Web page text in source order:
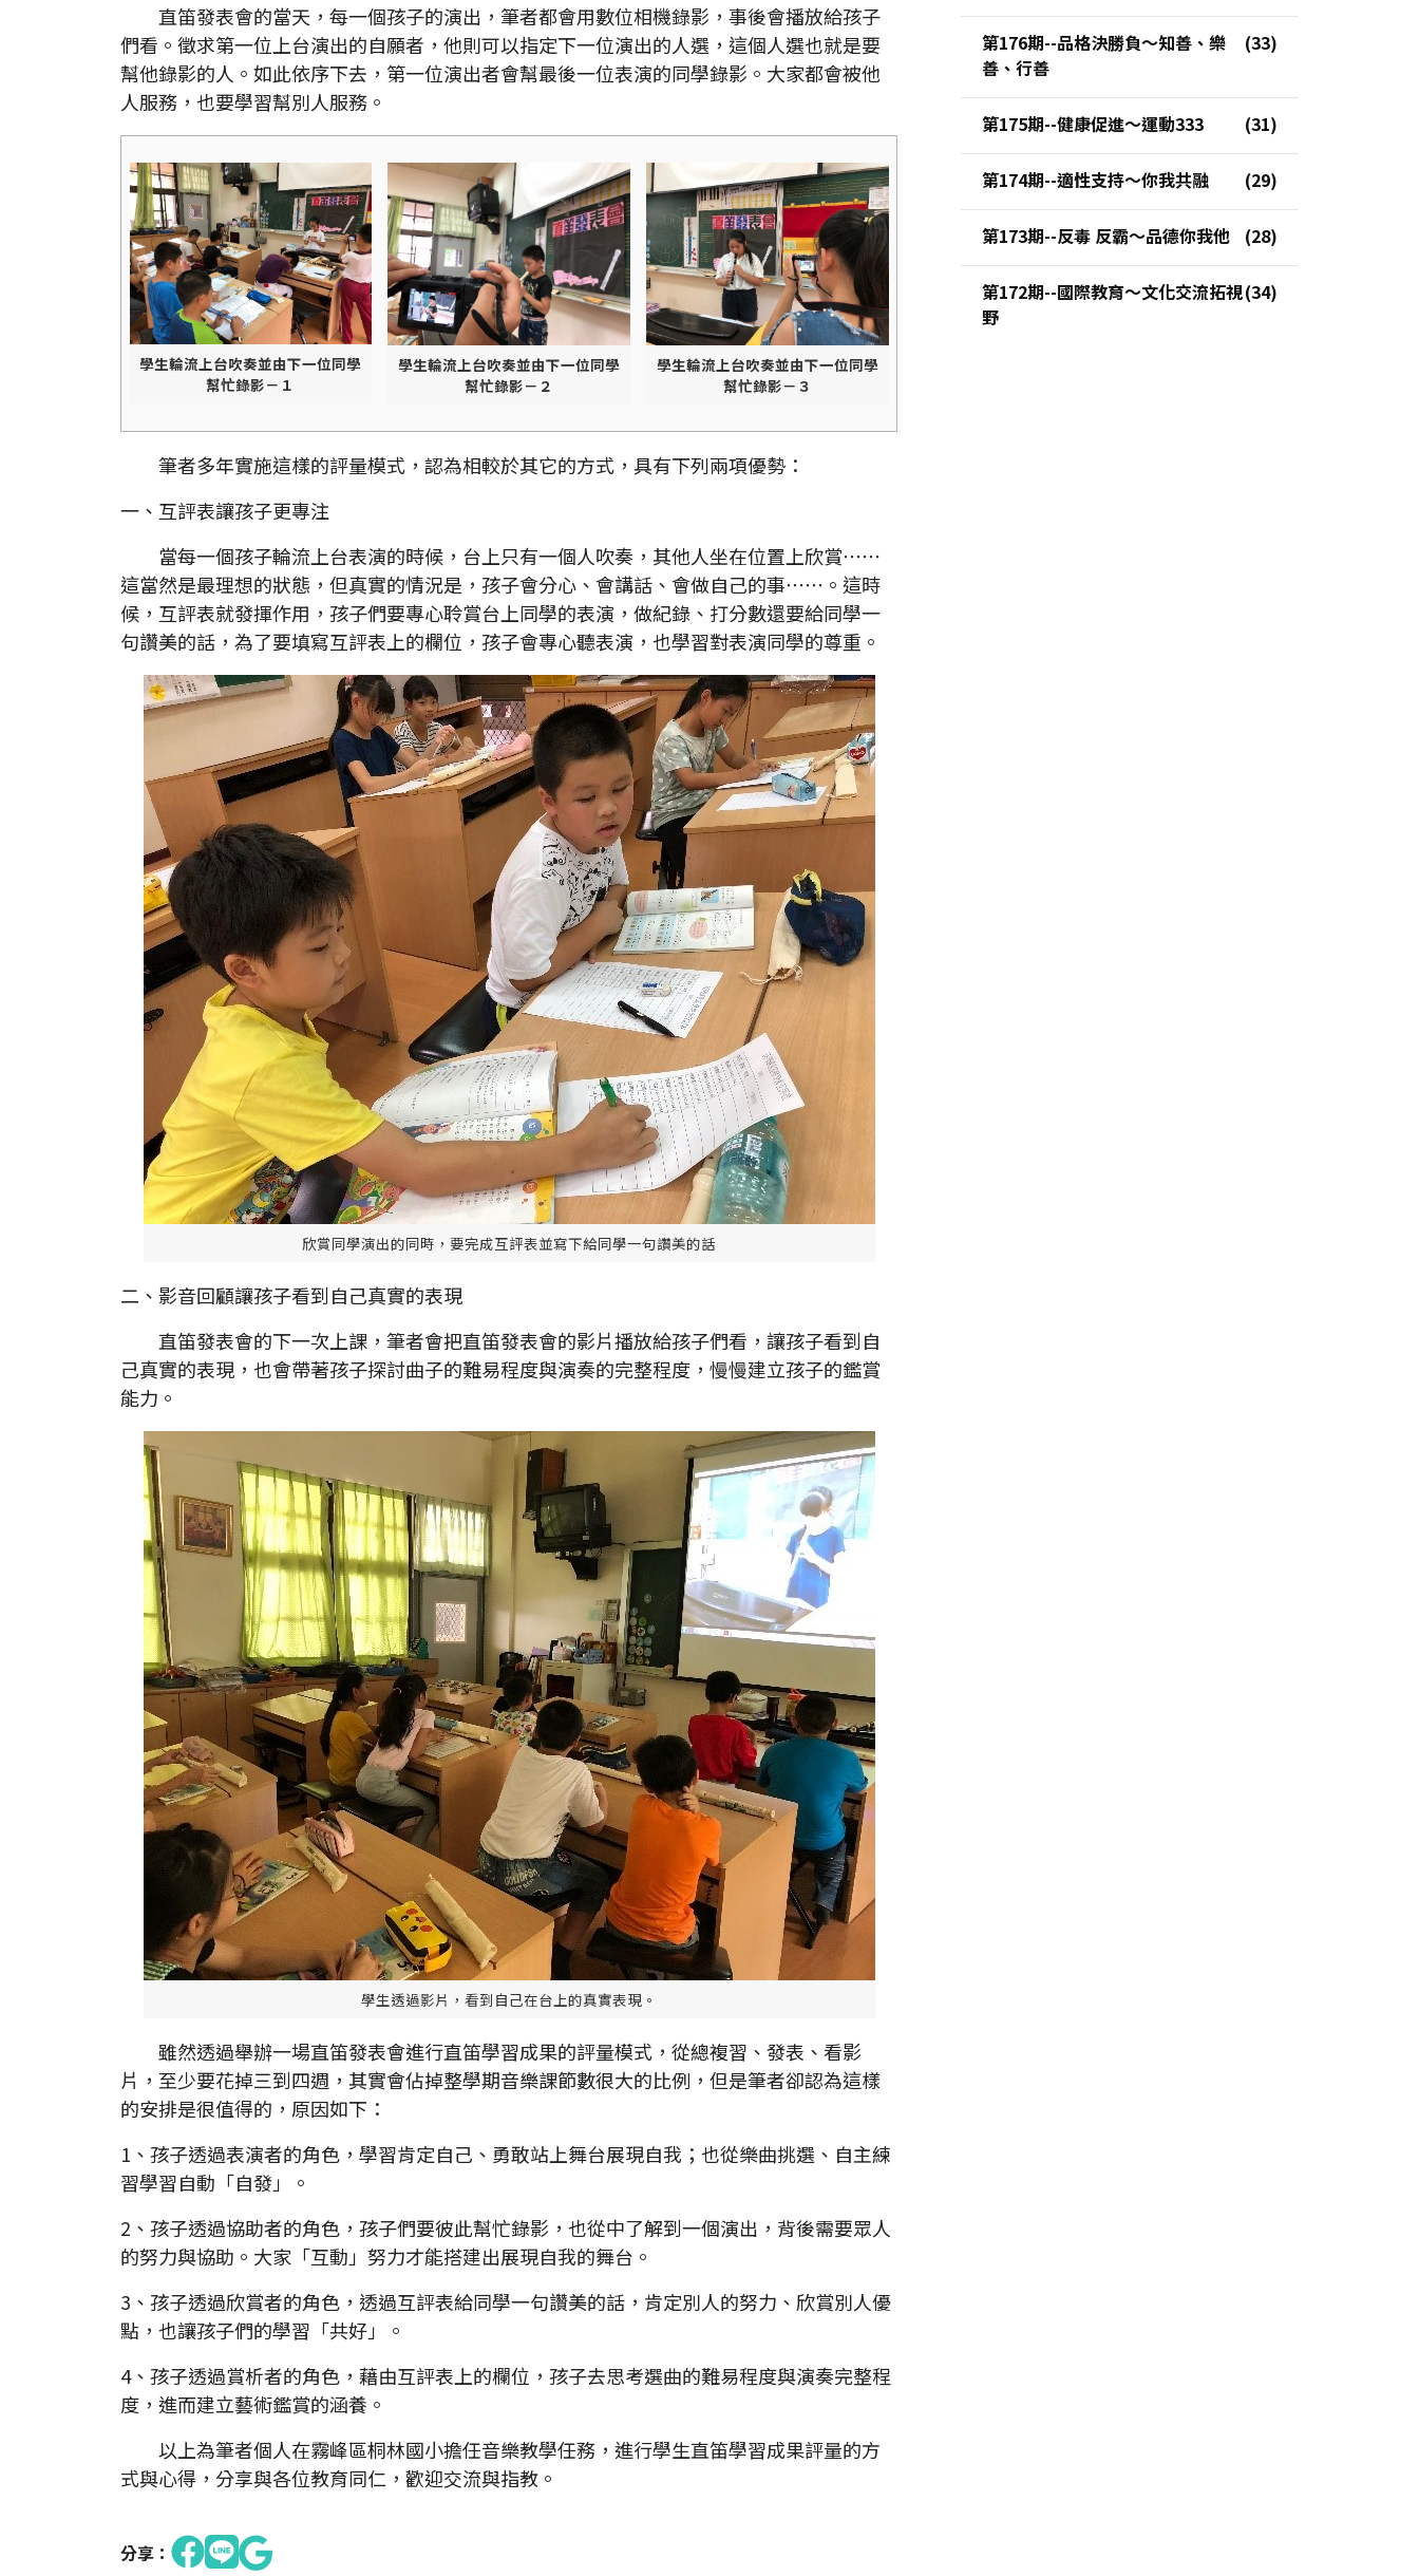
直笛發表會的當天，每一個孩子的演出，筆者都會用數位相機錄影，事後會播放給孩子
們看。徵求第一位上台演出的自願者，他則可以指定下一位演出的人選，這個人選也就是要
幫他錄影的人。如此依序下去，第一位演出者會幫最後一位表演的同學錄影。大家都會被他
人服務，也要學習幫別人服務。
學生輪流上台吹奏並由下一位同學
幫忙錄影－１
學生輪流上台吹奏並由下一位同學
幫忙錄影－２
學生輪流上台吹奏並由下一位同學
幫忙錄影－３
筆者多年實施這樣的評量模式，認為相較於其它的方式，具有下列兩項優勢：
一、互評表讓孩子更專注
當每一個孩子輪流上台表演的時候，台上只有一個人吹奏，其他人坐在位置上欣賞⋯⋯
這當然是最理想的狀態，但真實的情況是，孩子會分心、會講話、會做自己的事⋯⋯。這時
候，互評表就發揮作用，孩子們要專心聆賞台上同學的表演，做紀錄、打分數還要給同學一
句讚美的話，為了要填寫互評表上的欄位，孩子會專心聽表演，也學習對表演同學的尊重。
欣賞同學演出的同時，要完成互評表並寫下給同學一句讚美的話
二、影音回顧讓孩子看到自己真實的表現
直笛發表會的下一次上課，筆者會把直笛發表會的影片播放給孩子們看，讓孩子看到自
己真實的表現，也會帶著孩子探討曲子的難易程度與演奏的完整程度，慢慢建立孩子的鑑賞
能力。
學生透過影片，看到自己在台上的真實表現。
雖然透過舉辦一場直笛發表會進行直笛學習成果的評量模式，從總複習、發表、看影
片，至少要花掉三到四週，其實會佔掉整學期音樂課節數很大的比例，但是筆者卻認為這樣
的安排是很值得的，原因如下：
1、孩子透過表演者的角色，學習肯定自己、勇敢站上舞台展現自我；也從樂曲挑選、自主練
習學習自動「自發」。
2、孩子透過協助者的角色，孩子們要彼此幫忙錄影，也從中了解到一個演出，背後需要眾人
的努力與協助。大家「互動」努力才能搭建出展現自我的舞台。
3、孩子透過欣賞者的角色，透過互評表給同學一句讚美的話，肯定別人的努力、欣賞別人優
點，也讓孩子們的學習「共好」。
4、孩子透過賞析者的角色，藉由互評表上的欄位，孩子去思考選曲的難易程度與演奏完整程
度，進而建立藝術鑑賞的涵養。
以上為筆者個人在霧峰區桐林國小擔任音樂教學任務，進行學生直笛學習成果評量的方
式與心得，分享與各位教育同仁，歡迎交流與指教。
分享：
第176期--品格決勝負～知善、樂
善、行善
第175期--健康促進～運動333
第174期--適性支持～你我共融
第173期--反毒 反霸～品德你我他
第172期--國際教育～文化交流拓視
野